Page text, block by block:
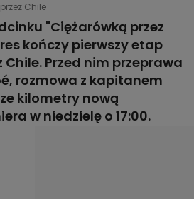
Chile
"Ciężarówką przez
kończy pierwszy etap
Przed nim przeprawa
rozmowa z kapitanem
kilometry nową
w niedzielę o 17:00.